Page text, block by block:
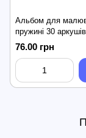
Альбом для
пружині 30
Friendly
76.00 грн